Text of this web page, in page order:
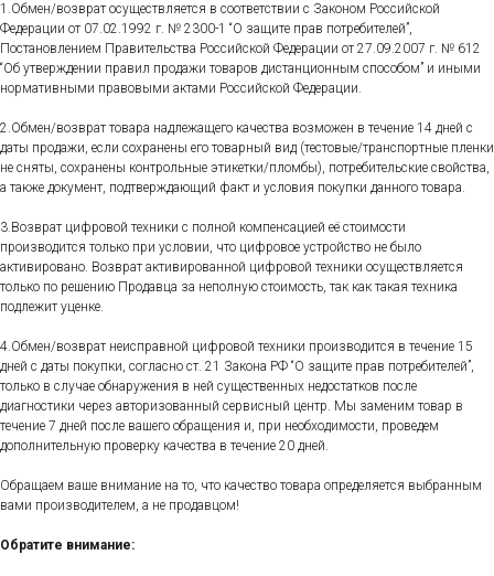
1.Обмен/возврат осуществляется в соответствии с Законом Российской
Федерации от 07.02.1992 г. № 2300-1 “О защите прав потребителей”,
Постановлением Правительства Российской Федерации от 27.09.2007 г. № 612
“Об утверждении правил продажи товаров дистанционным способом” и иными
нормативными правовыми актами Российской Федерации.
2.Обмен/возврат товара надлежащего качества возможен в течение 14 дней с
даты продажи, если сохранены его товарный вид (тестовые/транспортные пленки
не сняты, сохранены контрольные этикетки/пломбы), потребительские свойства,
а также документ, подтверждающий факт и условия покупки данного товара.
3.Возврат цифровой техники с полной компенсацией её стоимости
производится только при условии, что цифровое устройство не было
активировано. Возврат активированной цифровой техники осуществляется
только по решению Продавца за неполную стоимость, так как такая техника
подлежит уценке.
4.Обмен/возврат неисправной цифровой техники производится в течение 15
дней с даты покупки, согласно ст. 21 Закона РФ “О защите прав потребителей”,
только в случае обнаружения в ней существенных недостатков после
диагностики через авторизованный сервисный центр. Мы заменим товар в
течение 7 дней после вашего обращения и, при необходимости, проведем
дополнительную проверку качества в течение 20 дней.
Обращаем ваше внимание на то, что качество товара определяется выбранным
вами производителем, а не продавцом!
Обратите внимание: